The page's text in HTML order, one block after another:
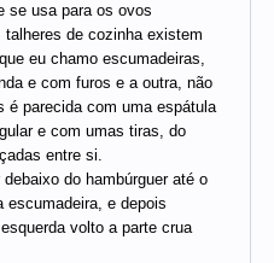
se usa para os ovos
de cozinha existem
eu chamo escumadeiras,
e com furos e a outra, não
é parecida com uma espátula
e com umas tiras, do
entre si.
do hambúrguer até o
escumadeira, e depois
volto a parte crua